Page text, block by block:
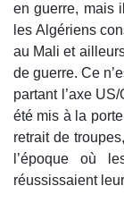
en guerre, mais
les Algériens
au Mali et
de guerre. Ce
partant l’axe
été mis à la
retrait de
l’époque où
réussissaient